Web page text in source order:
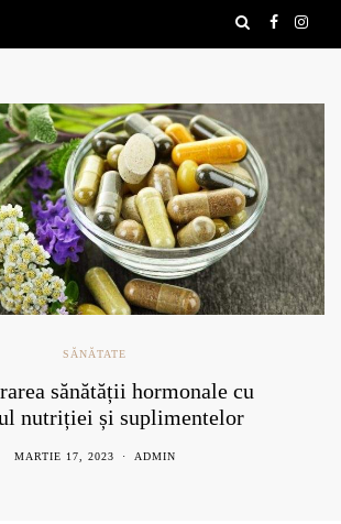
SĂNĂTATE
sănătății hormonale cu
nutriției și suplimentelor
MARTIE 17, 2023 ADMIN